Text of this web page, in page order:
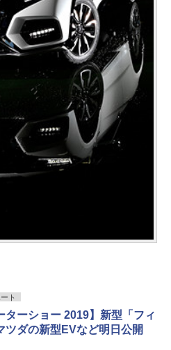
ト
ターショー 2019】新型「フィ
ツダの新型EVなど明日公開